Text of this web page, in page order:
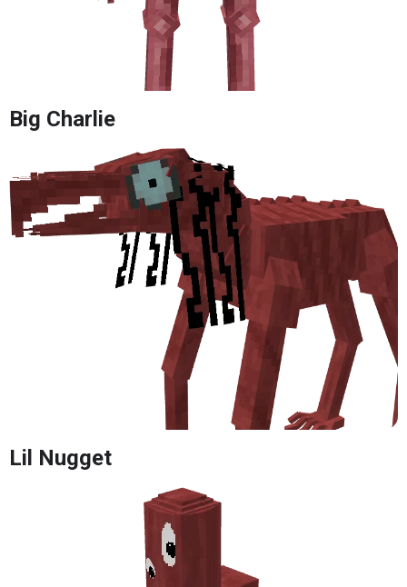
Big Charlie
Lil Nugget